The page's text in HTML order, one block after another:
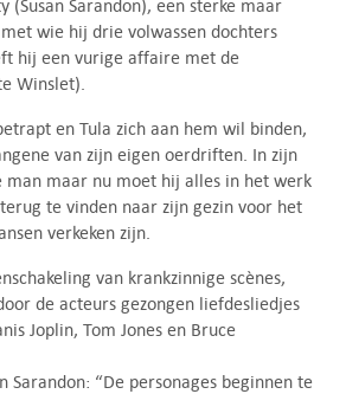
(Susan Sarandon), een sterke maar
wie hij drie volwassen dochters
hij een vurige affaire met de
Winslet).
en Tula zich aan hem wil binden,
van zijn eigen oerdriften. In zijn
man maar nu moet hij alles in het werk
te vinden naar zijn gezin voor het
verkeken zijn.
van krankzinnige scènes,
de acteurs gezongen liefdesliedjes
Joplin, Tom Jones en Bruce
Sarandon: “De personages beginnen te